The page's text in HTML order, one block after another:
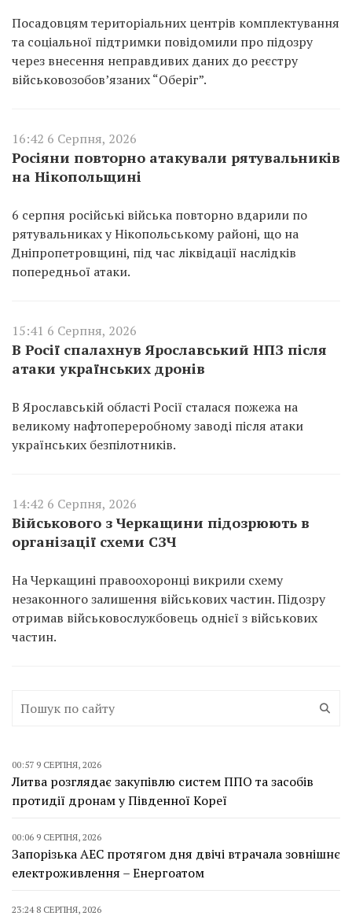
Посадовцям територіальних центрів комплектування
та соціальної підтримки повідомили про підозру
через внесення неправдивих даних до реєстру
військовозобов’язаних “Оберіг”.
16:42 6 Серпня, 2026
Росіяни повторно атакували рятувальників
на Нікопольщині
6 серпня російські війська повторно вдарили по
рятувальниках у Нікопольському районі, що на
Дніпропетровщині, під час ліквідації наслідків
попередньої атаки.
15:41 6 Серпня, 2026
В Росії спалахнув Ярославський НПЗ після
атаки українських дронів
В Ярославській області Росії сталася пожежа на
великому нафтопереробному заводі після атаки
українських безпілотників.
14:42 6 Серпня, 2026
Військового з Черкащини підозрюють в
організації схеми СЗЧ
На Черкащині правоохоронці викрили схему
незаконного залишення військових частин. Підозру
отримав військовослужбовець однієї з військових
частин.
00:57 9 СЕРПНЯ, 2026
Литва розглядає закупівлю систем ППО та засобів
протидії дронам у Південної Кореї
00:06 9 СЕРПНЯ, 2026
Запорізька АЕС протягом дня двічі втрачала зовнішнє
електроживлення – Енергоатом
23:24 8 СЕРПНЯ, 2026